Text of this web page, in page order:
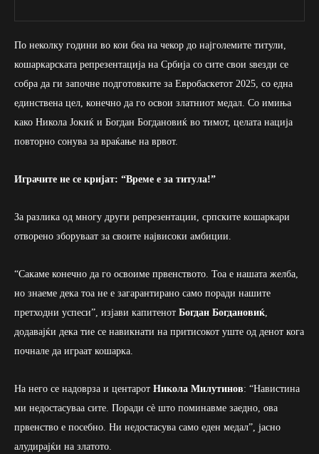
По неколку години во кои беа на чекор до најголемите титули,
кошаркарската репрезентација на Србија со сите свои ѕвезди се
собра да ги започне подготовките за Евробаскетот 2025, со една
единствена цел, конечно да го освои златниот медал. Со имиња
како Никола Јокиќ и Богдан Богдановиќ во тимот, целата нација
повторно сонува за враќање на врвот.
Играчите не се кријат: “Време е за титула!”
За разлика од многу други репрезентации, српските кошаркари
отворено зборуваат за своите највисоки амбиции.
“Сакаме конечно да го освоиме првенството. Тоа е нашата желба,
но знаеме дека тоа не е загарантирано само поради нашите
претходни успеси”, изјави капитенот Богдан Богдановиќ
додавајќи дека тие се навикнати на притисокот уште од денот кога
почнале да играат кошарка.
На него се надоврза и центарот Никола Милутинов: “Навистина
ми недостасуваа сите. Поради сè што поминавме заедно, ова
првенство е посебно. Ни недостасува само еден медал”, јасно
алудирајќи на златото.